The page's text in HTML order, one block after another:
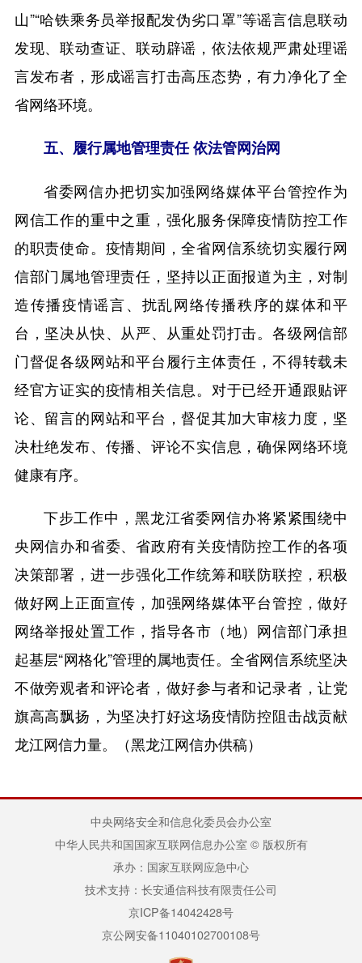
山”“哈铁乘务员举报配发伪劣口罩”等谣言信息联动
发现、联动查证、联动辟谣，依法依规严肃处理谣
言发布者，形成谣言打击高压态势，有力净化了全
省网络环境。
五、履行属地管理责任 依法管网治网
省委网信办把切实加强网络媒体平台管控作为
网信工作的重中之重，强化服务保障疫情防控工作
的职责使命。疫情期间，全省网信系统切实履行网
信部门属地管理责任，坚持以正面报道为主，对制
造传播疫情谣言、扰乱网络传播秩序的媒体和平
台，坚决从快、从严、从重处罚打击。各级网信部
门督促各级网站和平台履行主体责任，不得转载未
经官方证实的疫情相关信息。对于已经开通跟贴评
论、留言的网站和平台，督促其加大审核力度，坚
决杜绝发布、传播、评论不实信息，确保网络环境
健康有序。
下步工作中，黑龙江省委网信办将紧紧围绕中
央网信办和省委、省政府有关疫情防控工作的各项
决策部署，进一步强化工作统筹和联防联控，积极
做好网上正面宣传，加强网络媒体平台管控，做好
网络举报处置工作，指导各市（地）网信部门承担
起基层“网格化”管理的属地责任。全省网信系统坚决
不做旁观者和评论者，做好参与者和记录者，让党
旗高高飘扬，为坚决打好这场疫情防控阻击战贡献
龙江网信力量。（黑龙江网信办供稿）
中央网络安全和信息化委员会办公室
中华人民共和国国家互联网信息办公室 © 版权所有
承办：国家互联网应急中心
技术支持：长安通信科技有限责任公司
京ICP备14042428号
京公网安备11040102700108号